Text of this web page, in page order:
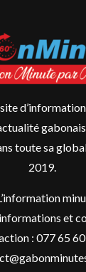
toute sa
2019.
et
: 077 65